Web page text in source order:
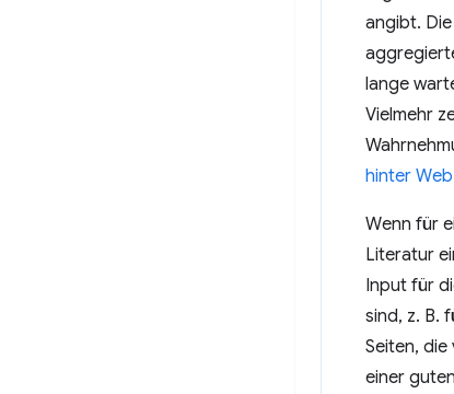
angibt.
lange
Vielmehr
hinter
Wenn für
Literatur
Input für
sind, z. B.
Seiten,
einer